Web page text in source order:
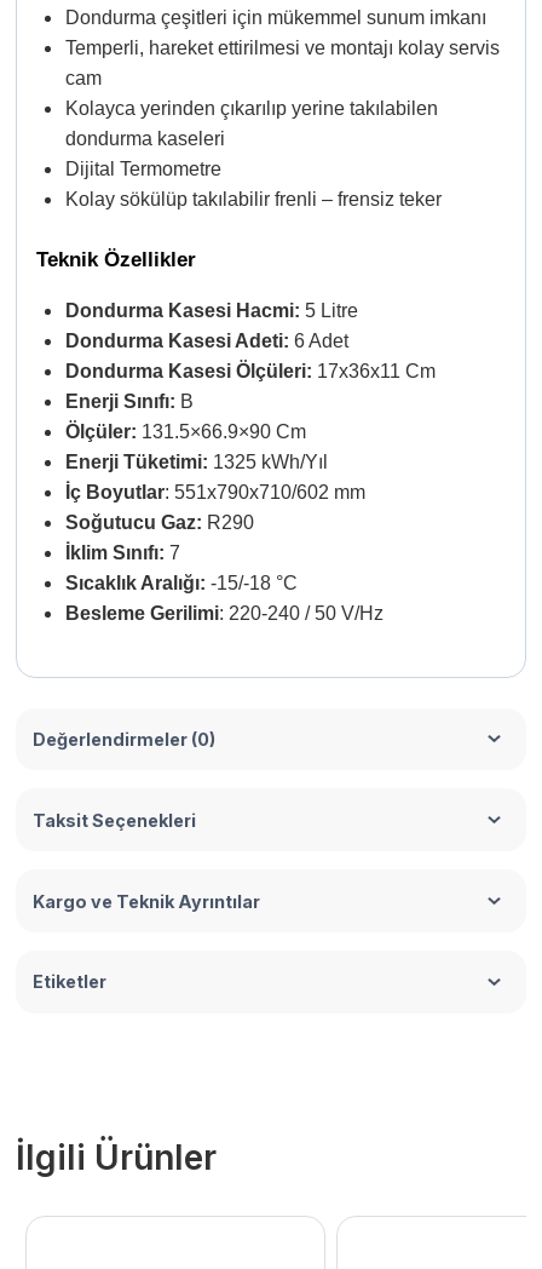
Dondurma çeşitleri için mükemmel sunum imkanı
Temperli, hareket ettirilmesi ve montajı kolay servis
cam
Kolayca yerinden çıkarılıp yerine takılabilen
dondurma kaseleri
Dijital Termometre
Kolay sökülüp takılabilir frenli – frensiz teker
Teknik Özellikler
Dondurma Kasesi Hacmi: 5 Litre
Dondurma Kasesi Adeti: 6 Adet
Dondurma Kasesi Ölçüleri: 17x36x11 Cm
Enerji Sınıfı: B
Ölçüler: 131.5×66.9×90 Cm
Enerji Tüketimi: 1325 kWh/Yıl
İç Boyutlar: 551x790x710/602 mm
Soğutucu Gaz: R290
İklim Sınıfı: 7
Sıcaklık Aralığı: -15/-18 °C
Besleme Gerilimi: 220-240 / 50 V/Hz
Değerlendirmeler (0)
Taksit Seçenekleri
Kargo ve Teknik Ayrıntılar
Etiketler
İlgili Ürünler